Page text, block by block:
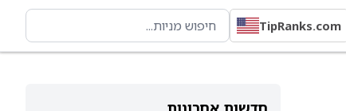
TipRanks.com